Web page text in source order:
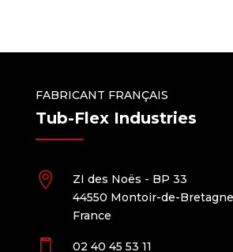
FABRICANT FRANÇAIS
Tub-Flex Industries

ZI des Noës - BP 33
44550 Montoir-de-Bretagne
France
 02 40 45 53 11